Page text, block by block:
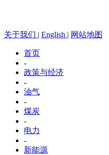
关于我们 | English | 网站地图
首页
-
政策与经济
-
油气
-
煤炭
-
电力
-
新能源